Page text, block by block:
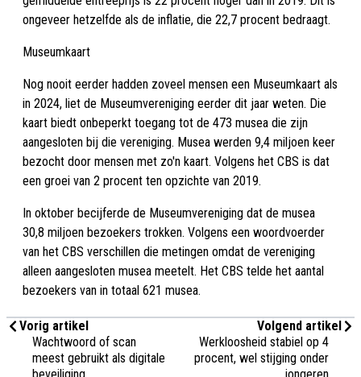
ongeveer hetzelfde als de inflatie, die 22,7 procent bedraagt.
Museumkaart
Nog nooit eerder hadden zoveel mensen een Museumkaart als
in 2024, liet de Museumvereniging eerder dit jaar weten. Die
kaart biedt onbeperkt toegang tot de 473 musea die zijn
aangesloten bij die vereniging. Musea werden 9,4 miljoen keer
bezocht door mensen met zo'n kaart. Volgens het CBS is dat
een groei van 2 procent ten opzichte van 2019.
In oktober becijferde de Museumvereniging dat de musea
30,8 miljoen bezoekers trokken. Volgens een woordvoerder
van het CBS verschillen die metingen omdat de vereniging
alleen aangesloten musea meetelt. Het CBS telde het aantal
bezoekers van in totaal 621 musea.
Vorig artikel
Wachtwoord of scan
meest gebruikt als digitale
Volgend artikel
Werkloosheid stabiel op 4
procent, wel stijging onder